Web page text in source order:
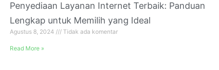
Penyediaan Layanan Internet Terbaik: Panduan
Lengkap untuk Memilih yang Ideal
Agustus 8, 2024 Tidak ada komentar
Read More »